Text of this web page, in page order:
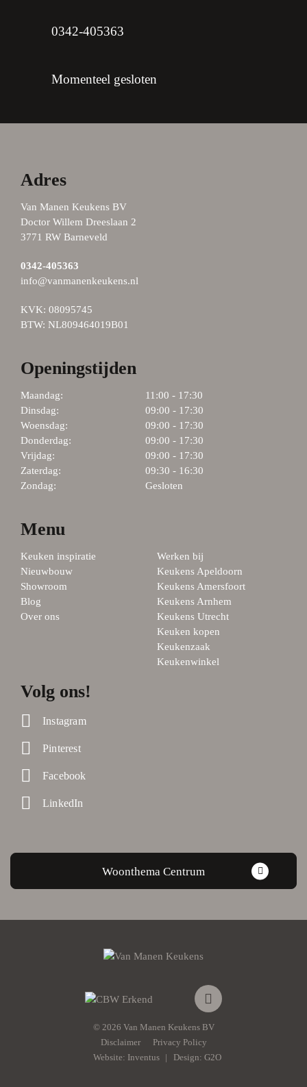
0342-405363
Momenteel gesloten
Adres
Van Manen Keukens BV
Doctor Willem Dreeslaan 2
3771 RW Barneveld
0342-405363
info@vanmanenkeukens.nl
KVK: 08095745
BTW: NL809464019B01
Openingstijden
Maandag:
11:00 - 17:30
Dinsdag:
09:00 - 17:30
Woensdag:
09:00 - 17:30
Donderdag:
09:00 - 17:30
Vrijdag:
09:00 - 17:30
Zaterdag:
09:30 - 16:30
Zondag:
Gesloten
Menu
Keuken inspiratie
Nieuwbouw
Showroom
Blog
Over ons
Werken bij
Keukens Apeldoorn
Keukens Amersfoort
Keukens Arnhem
Keukens Utrecht
Keuken kopen
Keukenzaak
Keukenwinkel
Volg ons!
Instagram
Pinterest
Facebook
LinkedIn
Woonthema Centrum
© 2026 Van Manen Keukens BV
Disclaimer
Privacy Policy
Website: Inventus Design: G2O